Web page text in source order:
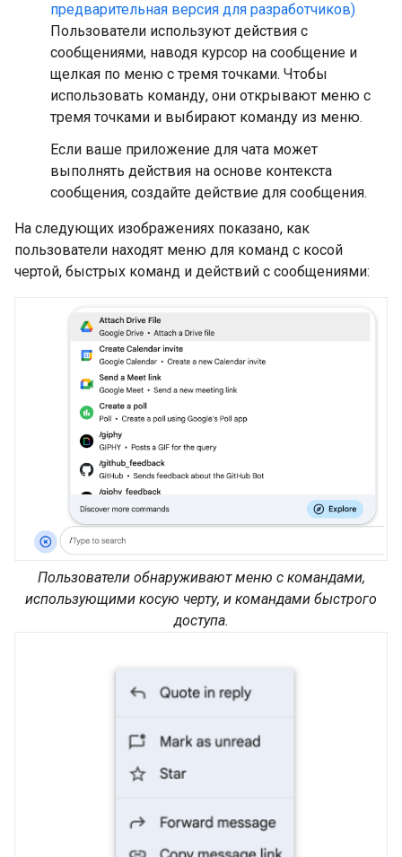
предварительная версия для разработчиков)
Пользователи используют действия с
сообщениями, наводя курсор на сообщение и
щелкая по меню с тремя точками. Чтобы
использовать команду, они открывают меню с
тремя точками и выбирают команду из меню.
Если ваше приложение для чата может
выполнять действия на основе контекста
сообщения, создайте действие для сообщения.
На следующих изображениях показано, как
пользователи находят меню для команд с косой
чертой, быстрых команд и действий с сообщениями:
Пользователи обнаруживают меню с командами,
использующими косую черту, и командами быстрого
доступа.